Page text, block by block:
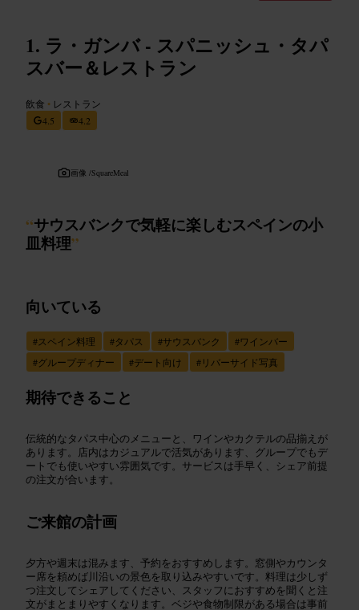
ラ・ガンバ - スパニッシュ・タパ
スバー＆レストラン
飲食 • レストラン
4.5
4.2
画像 /SquareMeal
“サウスバンクで気軽に楽しむスペインの小
皿料理”
向いている
#スペイン料理 #タパス #サウスバンク #ワインバー
#グループディナー #デート向け #リバーサイド写真
期待できること
伝統的なタパス中心のメニューと、ワインやカクテルの品揃えが
あります。店内はカジュアルで活気があります、グループでもデ
ートでも使いやすい雰囲気です。サービスは手早く、シェア前提
の注文が合います。
ご来館の計画
夕方や週末は混みます、予約をおすすめします。窓側やカウンタ
ー席を頼めば川沿いの景色を取り込みやすいです。料理は少しず
つ注文してシェアしてください、スタッフにおすすめを聞くと注
文がまとまりやすくなります。ベジや食物制限がある場合は事前